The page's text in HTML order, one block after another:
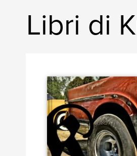
Libri di